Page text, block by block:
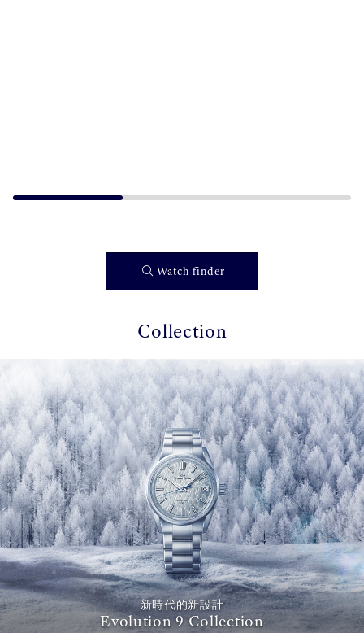
Watch finder
Collection
新時代的新設計
Evolution 9 Collection